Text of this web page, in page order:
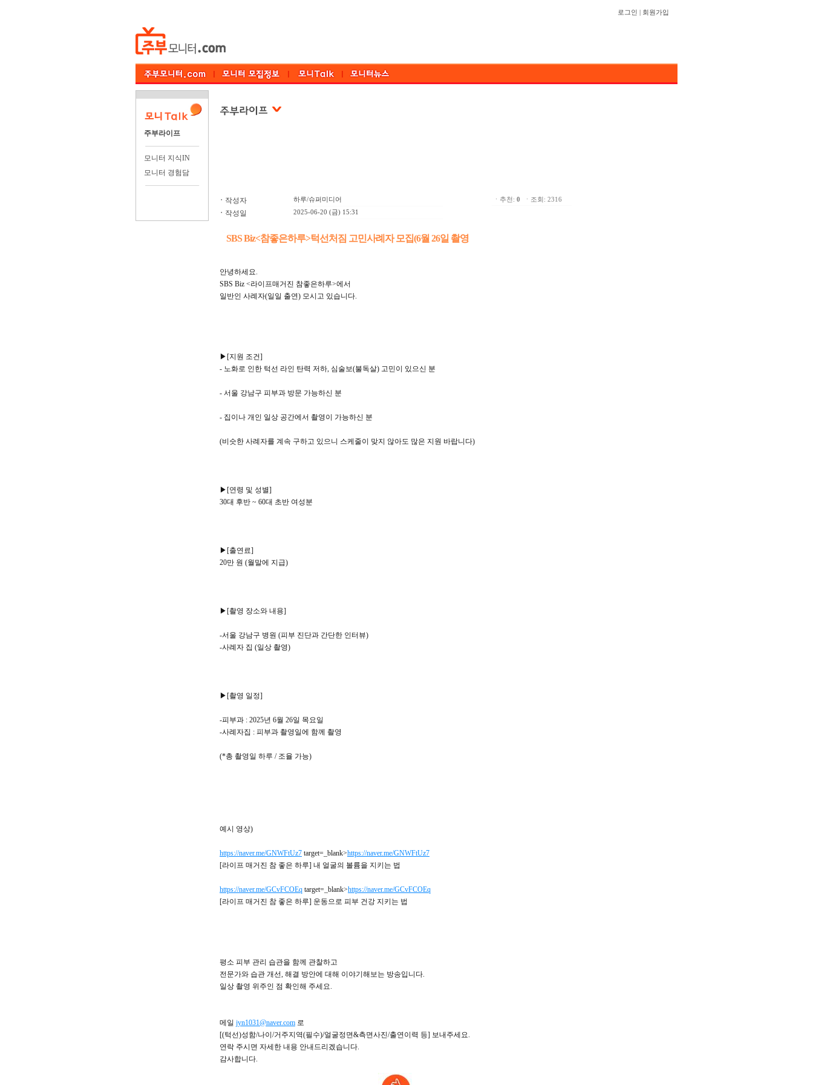
로그인 회원가입
주부라이프
모니터 지식IN
모니터 경험담
ㆍ 작성자 하루/슈퍼미디어
ㆍ 작성일 2025-06-20 (금) 15:31
ㆍ추천: 0 ㆍ조회: 2316
SBS Biz<참좋은하루>턱선처짐 고민사례자 모집(6월 26일 촬영
안녕하세요.
SBS Biz <라이프매거진 참좋은하루>에서
일반인 사례자(일일 출연) 모시고 있습니다.
▶[지원 조건]
- 노화로 인한 턱선 라인 탄력 저하, 심술보(불독살) 고민이 있으신 분
- 서울 강남구 피부과 방문 가능하신 분
- 집이나 개인 일상 공간에서 촬영이 가능하신 분
(비슷한 사례자를 계속 구하고 있으니 스케줄이 맞지 않아도 많은 지원 바랍니다)
▶[연령 및 성별]
30대 후반 ~ 60대 초반 여성분
▶[출연료]
20만 원 (월말에 지급)
▶[촬영 장소와 내용]
-서울 강남구 병원 (피부 진단과 간단한 인터뷰)
-사례자 집 (일상 촬영)
▶[촬영 일정]
-피부과 : 2025년 6월 26일 목요일
-사례자집 : 피부과 촬영일에 함께 촬영
(*총 촬영일 하루 / 조율 가능)
예시 영상)
https://naver.me/GNWFtUz7 target=_blank>https://naver.me/GNWFtUz7
[라이프 매거진 참 좋은 하루] 내 얼굴의 볼륨을 지키는 법
https://naver.me/GCvFCOEq target=_blank>https://naver.me/GCvFCOEq
[라이프 매거진 참 좋은 하루] 운동으로 피부 건강 지키는 법
평소 피부 관리 습관을 함께 관찰하고
전문가와 습관 개선, 해결 방안에 대해 이야기해보는 방송입니다.
일상 촬영 위주인 점 확인해 주세요.
메일 jyn1031@naver.com 로
[(턱선)성함/나이/거주지역(필수)/얼굴정면&측면사진/출연이력 등] 보내주세요.
연락 주시면 자세한 내용 안내드리겠습니다.
감사합니다.